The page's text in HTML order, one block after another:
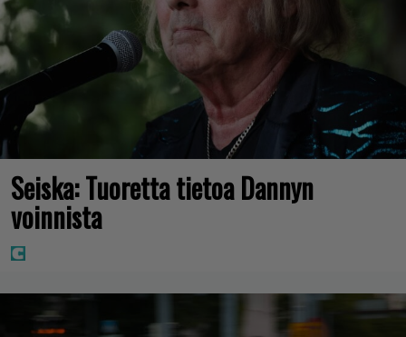
Seiska: Tuoretta tietoa Dannyn
voinnista